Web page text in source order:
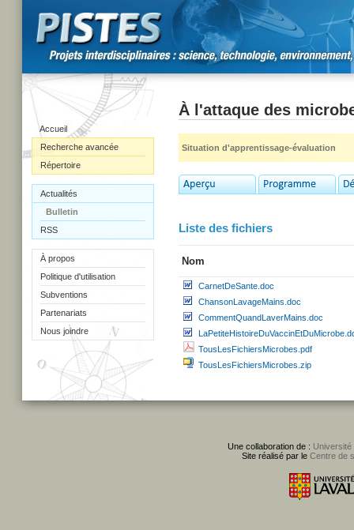
Accueil
Recherche avancée
Répertoire
Actualités
Bulletin
RSS
À propos
Politique d'utilisation
Subventions
Partenariats
Nous joindre
À l'attaque des
Situation d'apprentissage-évaluation
Liste des fichiers
Nom
CarnetDeSante.doc
ChansonLavageMains.doc
CommentQuandLaverMains.doc
TousLesFichiersMicrobes.pdf
TousLesFichiersMicrobes.zip
Une collaboration de : Université
Site réalisé par le Centre de